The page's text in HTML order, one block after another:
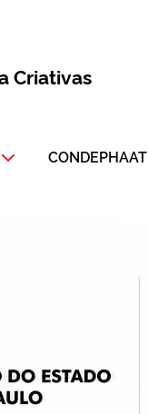
Criativas
CONDEPHAAT